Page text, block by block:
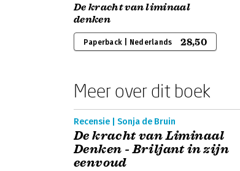
De kracht van liminaal
denken
Paperback | Nederlands 28,50
Meer over dit boek
Recensie | Sonja de Bruin
De kracht van Liminaal
Denken - Briljant in zijn
eenvoud